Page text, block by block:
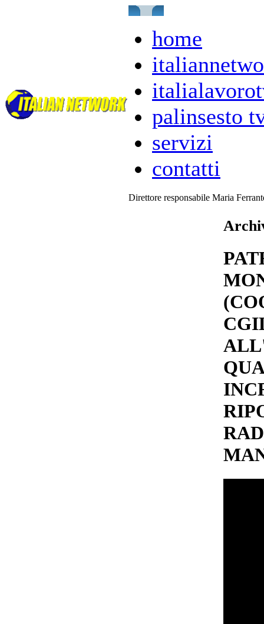
home
palinsesto
servizi
contatti
Direttore responsabile Maria